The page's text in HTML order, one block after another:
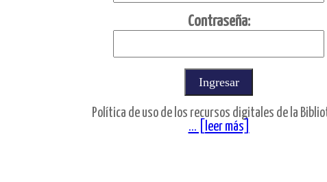
Contraseña:
Política de uso de los recursos digitales de la
... [leer más]